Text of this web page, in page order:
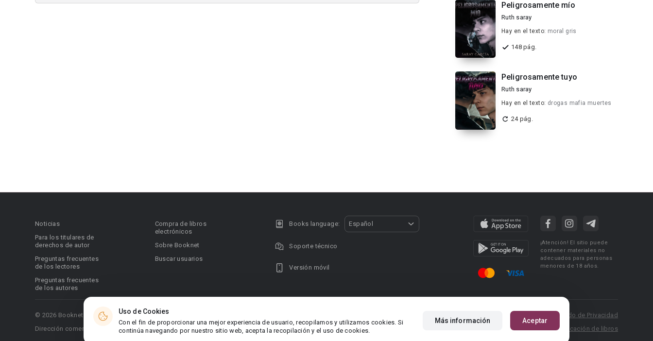
Peligrosamente mío
Ruth saray
Hay en el texto: moral gris
148 pág.
Peligrosamente tuyo
Ruth saray
Hay en el texto: drogas mafia muertes
24 pág.
Uso de Cookies
Con el fin de proporcionar una mejor experiencia de usuario, recopilamos y utilizamos cookies. Si
continúa navegando por nuestro sitio web, acepta la recopilación y el uso de cookies.
Más información Aceptar
Noticias
Para los titulares de
derechos de autor
Preguntas frecuentes
de los lectores
Preguntas frecuentes
de los autores
Compra de libros
electrónicos
Sobre Booknet
Buscar usuarios
Books language: Español
Soporte técnico
Versión móvil
¡Atención! El sitio puede
contener materiales no
adecuados para personas
menores de 18 años.
© 2026 Booknet. Todos los derechos reservados.
Dirección comercial: Griva Digeni 51, oficina 1, Larnaca, 6036, Chipre
Condiciones de uso
Acuerdo de Privacidad
Reglas para la publicación de libros